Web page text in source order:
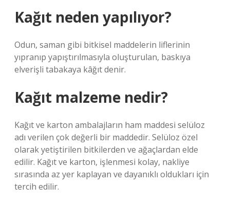
Kağıt neden yapılıyor?
Odun, saman gibi bitkisel maddelerin liflerinin
yıpranıp yapıştırılmasıyla oluşturulan, baskıya
elverişli tabakaya kâğıt denir.
Kağıt malzeme nedir?
Kağıt ve karton ambalajların ham maddesi selüloz
adı verilen çok değerli bir maddedir. Selüloz özel
olarak yetiştirilen bitkilerden ve ağaçlardan elde
edilir. Kağıt ve karton, işlenmesi kolay, nakliye
sırasında az yer kaplayan ve dayanıklı oldukları için
tercih edilir.